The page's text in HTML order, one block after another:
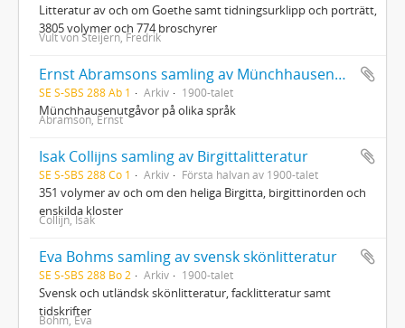
Litteratur av och om Goethe samt tidningsurklipp och porträtt,
3805 volymer och 774 broschyrer
Vult von Steijern, Fredrik
Ernst Abramsons samling av Münchhausenutgåvor
SE S-SBS 288 Ab 1 Arkiv 1900-talet
Münchhausenutgåvor på olika språk
Abramson, Ernst
Isak Collijns samling av Birgittalitteratur
SE S-SBS 288 Co 1 Arkiv Första halvan av 1900-talet
351 volymer av och om den heliga Birgitta, birgittinorden och
enskilda kloster
Collijn, Isak
Eva Bohms samling av svensk skönlitteratur
SE S-SBS 288 Bo 2 Arkiv 1900-talet
Svensk och utländsk skönlitteratur, facklitteratur samt
tidskrifter
Bohm, Eva